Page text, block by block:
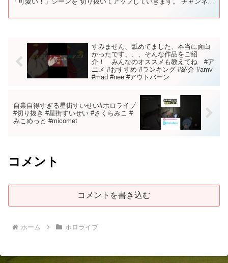
すみません、舐めてました、本当に面白
かったです、、、そんな作品をご紹
介！ みんなのオススメも教えてね #ア
ニメ #おすすめ #ランキング #紹介 #amv
#mad #nee #アウトバーン
自業自得すぎる星街すいせい#ホロライブ
#切り抜き #星街すいせい #さくらみこ #
みこめっと #micomet
コメント
コメントを書き込む
ホーム ホロライブ